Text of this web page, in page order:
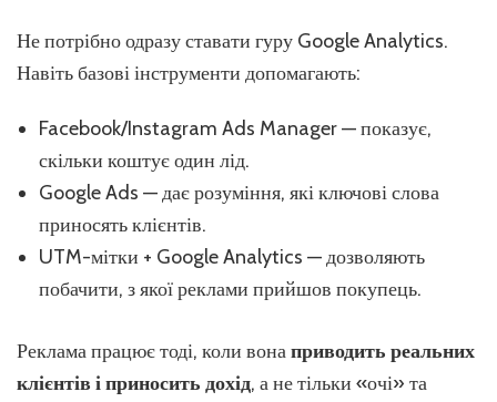
Не потрібно одразу ставати гуру Google Analytics.
Навіть базові інструменти допомагають:
Facebook/Instagram Ads Manager — показує,
скільки коштує один лід.
Google Ads — дає розуміння, які ключові слова
приносять клієнтів.
UTM-мітки + Google Analytics — дозволяють
побачити, з якої реклами прийшов покупець.
Реклама працює тоді, коли вонаприводить реальних
клієнтів і приносить дохід, а не тільки «очі» та